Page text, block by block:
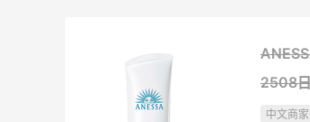
2508
中文商家